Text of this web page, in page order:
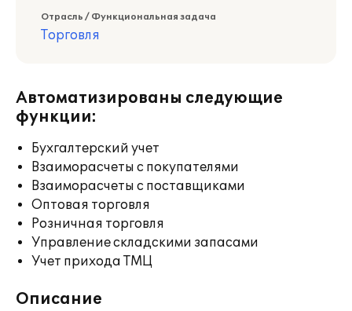
Отрасль / Функциональная задача
Торговля
Автоматизированы следующие
функции:
Бухгалтерский учет
Взаиморасчеты с покупателями
Взаиморасчеты с поставщиками
Оптовая торговля
Розничная торговля
Управление складскими запасами
Учет прихода ТМЦ
Описание